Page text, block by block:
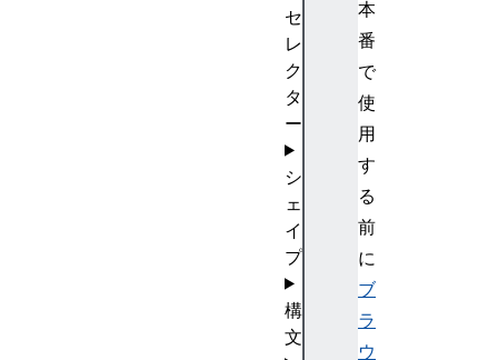
本
番
で
使
用
す
る
前
に
ブ
ラ
ウ
セ
レ
ク
タ
ー
シ
ェ
イ
プ
構
文